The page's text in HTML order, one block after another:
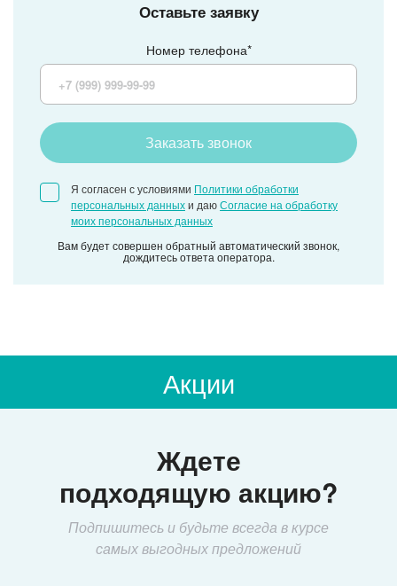
Оставьте заявку
Номер телефона*
Заказать звонок
Я согласен с условиями Политики обработки
персональных данныхи даюСогласие на обработку
моих персональных данных
Вам будет совершен обратный автоматический звонок,
дождитесь ответа оператора.
Акции
Ждете
подходящую акцию?
Подпишитесь и будьте всегда в курсе
самых выгодных предложений